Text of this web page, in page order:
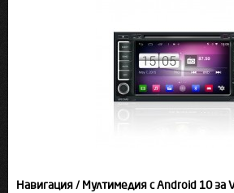
Навигация / Мултимедия с Android 10 за